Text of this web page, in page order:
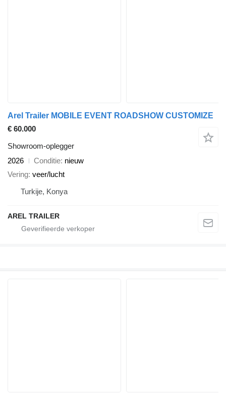
Arel Trailer MOBILE EVENT ROADSHOW CUSTOMIZE
€ 60.000
Showroom-oplegger
2026
Conditie nieuw
Vering veer/lucht
Turkije, Konya
AREL TRAILER